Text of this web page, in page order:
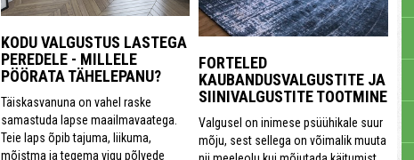
KODU VALGUSTUS LASTEGA
PEREDELE - MILLELE
PÖÖRATA TÄHELEPANU?
Täiskasvanuna on vahel raske
samastuda lapse maailmavaatega.
Teie laps õpib tajuma, liikuma,
mõistma ja tegema vigu põlvede
FORTELED
KAUBANDUSVALGUSTITE JA
SIINIVALGUSTITE TOOTMINE
Valgusel on inimese psüühikale suur
mõju, sest sellega on võimalik muuta